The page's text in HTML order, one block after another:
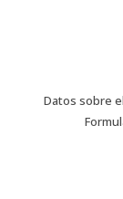
Datos sobre